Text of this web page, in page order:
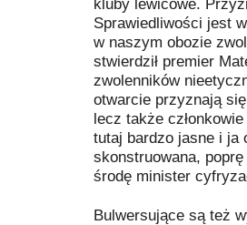
kluby lewicowe.
Sprawiedliwości jest
w naszym obozie
stwierdził premier
zwolenników
otwarcie przyznają
lecz także
tutaj bardzo jasne i ja
skonstruowana,
środę minister
Bulwersujące są też